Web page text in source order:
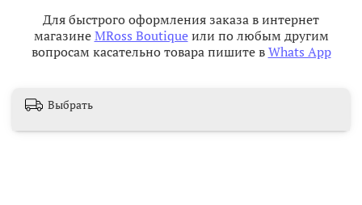
Для быстрого оформления заказа в интернет
магазинеMRoss Boutiqueили по любым другим
вопросам касательно товара пишите вWhats App
Выбрать